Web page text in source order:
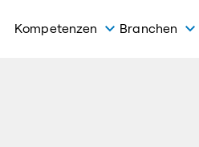
Kompetenzen Branchen